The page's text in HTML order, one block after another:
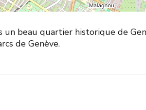
beau quartier historique de
de Genève.